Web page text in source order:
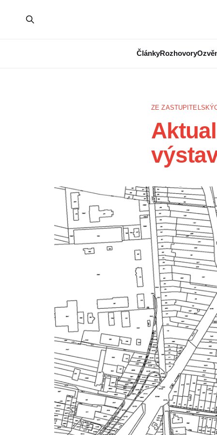
ČlánkyRozhovory
ZE